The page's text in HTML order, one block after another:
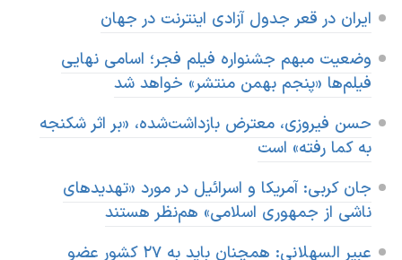
نرگس محمدی برنده جایزه نوبل صلح
صفحه‌های ویژه
ایران در قعر جدول آزادی اینترنت در جهان
وضعیت مبهم جشنواره فیلم فجر؛ اسامی نهایی
فیلم‌ها «پنجم بهمن منتشر» خواهد شد
حسن فیروزی، معترض بازداشت‌شده، «بر اثر شکنجه
به کما رفته» است
جان کربی: آمریکا و اسرائیل در مورد «تهدیدهای
ناشی از جمهوری اسلامی» هم‌نظر هستند
عبیر السهلانی: همچنان باید به ۲۷ کشور عضو